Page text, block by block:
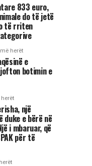
833 euro,
do të jetë
të rriten
herët
e
botimin e
një
duke e bërë në
i mbaruar, që
për të